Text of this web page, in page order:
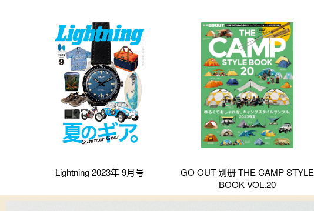
Lightning 2023年 9月号
GO OUT 别册 THE CAMP STYLE
BOOK VOL.20